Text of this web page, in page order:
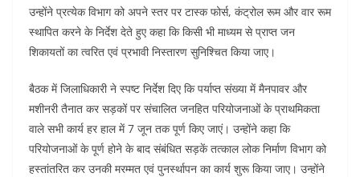
उन्होंने प्रत्येक विभाग को अपने स्तर पर टास्क फोर्स, कंट्रोल रूम और वार रूम
स्थापित करने के निर्देश देते हुए कहा कि किसी भी माध्यम से प्राप्त जन
शिकायतों का त्वरित एवं प्रभावी निस्तारण सुनिश्चित किया जाए।
बैठक में जिलाधिकारी ने स्पष्ट निर्देश दिए कि पर्याप्त संख्या में मैनपावर और
मशीनरी तैनात कर सड़कों पर संचालित जनहित परियोजनाओं के प्राथमिकता
वाले सभी कार्य हर हाल में 7 जून तक पूर्ण किए जाएं। उन्होंने कहा कि
परियोजनाओं के पूर्ण होने के बाद संबंधित सड़कें तत्काल लोक निर्माण विभाग को
हस्तांतरित कर उनकी मरम्मत एवं पुनर्स्थापन का कार्य शुरू किया जाए। उन्होंने